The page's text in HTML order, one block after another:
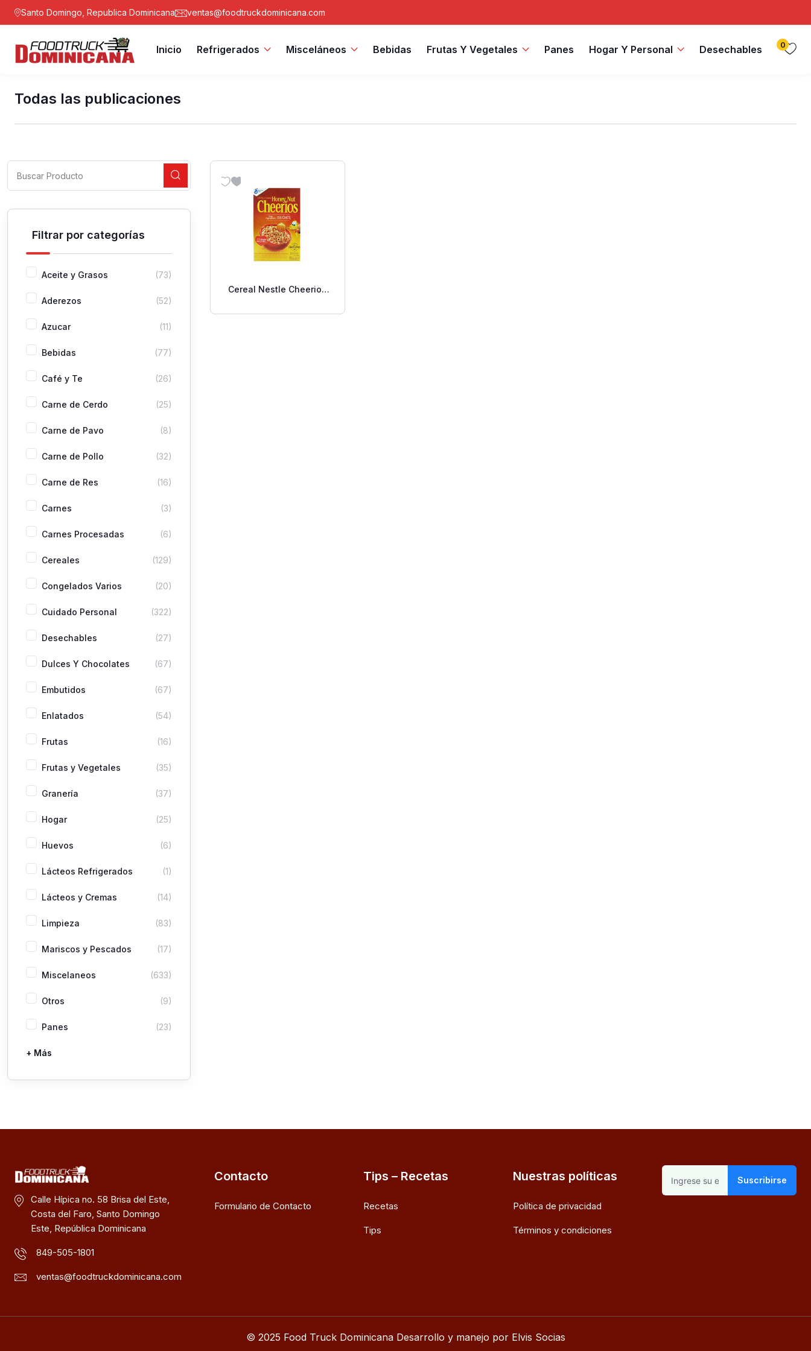
Santo Domingo, Republica Dominicana ventas@foodtruckdominicana.com
Inicio Refrigerados Misceláneos Bebidas Frutas Y Vegetales Panes Hogar Y Personal Desechables 0
Todas las publicaciones
Filtrar por categorías
Aceite y Grasos (73)
Aderezos (52)
Azucar (11)
Bebidas (77)
Café y Te (26)
Carne de Cerdo (25)
Carne de Pavo (8)
Carne de Pollo (32)
Carne de Res (16)
Carnes (3)
Carnes Procesadas (6)
Cereales (129)
Congelados Varios (20)
Cuidado Personal (322)
Desechables (27)
Dulces Y Chocolates (67)
Embutidos (67)
Enlatados (54)
Frutas (16)
Frutas y Vegetales (35)
Granería (37)
Hogar (25)
Huevos (6)
Lácteos Refrigerados (1)
Lácteos y Cremas (14)
Limpieza (83)
Mariscos y Pescados (17)
Miscelaneos (633)
Otros (9)
Panes (23)
Pastas
Picaderas
Sazones y Salsas
Vegetales
+ Más
Cereal Nestle Cheerios
Calle Hípica no. 58 Brisa del Este,
Costa del Faro, Santo Domingo
Este, República Dominicana
849-505-1801
ventas@foodtruckdominicana.com
Contacto
Formulario de Contacto
Tips – Recetas
Recetas
Tips
Nuestras políticas
Política de privacidad
Términos y condiciones
Suscribirse
© 2025 Food Truck Dominicana Desarrollo y manejo por Elvis Socias